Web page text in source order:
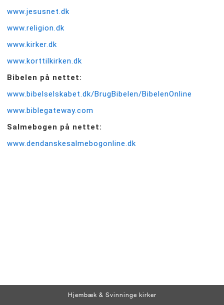
www.jesusnet.dk
www.religion.dk
www.kirker.dk
www.korttilkirken.dk
Bibelen på nettet:
www.bibelselskabet.dk/BrugBibelen/BibelenOnline
www.biblegateway.com
Salmebogen på nettet:
www.dendanskesalmebogonline.dk
Hjembæk & Svinninge kirker